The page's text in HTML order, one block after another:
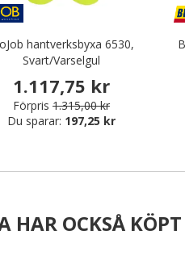
hantverksbyxa 6530,
Svart/Varselgul
1.117,75 kr
Förpris 1.315,00 kr
Du sparar: 197,25 kr
HAR OCKSÅ KÖPT